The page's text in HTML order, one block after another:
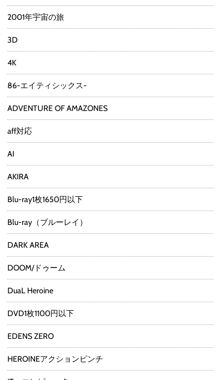
2001年宇宙の旅
3D
4K
86-エイティシックス-
ADVENTURE OF AMAZONES
aff対応
AI
AKIRA
Blu-ray1枚1650円以下
Blu-ray（ブルーレイ）
DARK AREA
DOOM/ドゥーム
DuaL Heroine
DVD1枚1100円以下
EDENS ZERO
HEROINEアクションピンチ